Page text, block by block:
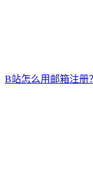
B站怎么用邮箱注册